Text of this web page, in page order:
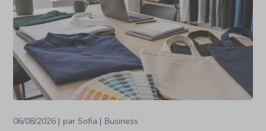
06/08/2026 parSofia Business